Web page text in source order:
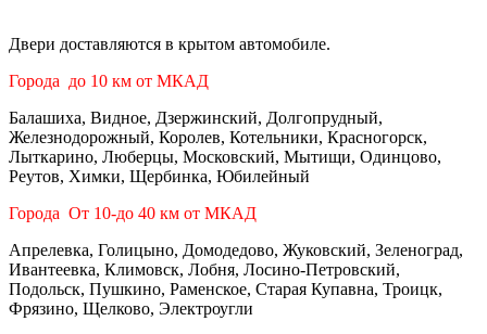
Двери доставляются в крытом автомобиле.
Города до 10 км от МКАД
Балашиха, Видное, Дзержинский, Долгопрудный,
Железнодорожный, Королев, Котельники, Красногорск,
Лыткарино, Люберцы, Московский, Мытищи, Одинцово,
Реутов, Химки, Щербинка, Юбилейный
Города От 10-до 40 км от МКАД
Апрелевка, Голицыно, Домодедово, Жуковский, Зеленоград,
Ивантеевка, Климовск, Лобня, Лосино-Петровский,
Подольск, Пушкино, Раменское, Старая Купавна, Троицк,
Фрязино, Щелково, Электроугли